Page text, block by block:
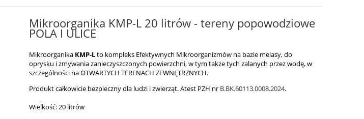
Mikroorganika KMP-L 20 litrów - tereny popowodziowe
POLA I ULICE
MikroorganikaKMP-Lto kompleks Efektywnych Mikroorganizmów na bazie melasy, do
oprysku i zmywania zanieczyszczonych powierzchni, w tym także tych zalanych przez wodę, w
szczególności na OTWARTYCH TERENACH ZEWNĘTRZNYCH.
Produkt całkowicie bezpieczny dla ludzi i zwierząt. Atest PZH nr B.BK.60113.0008.2024.
Wielkość: 20 litrów